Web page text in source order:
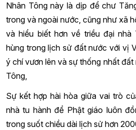
Nhân Tông này là dịp để chư
trong và ngoài nước, cũng như xã
và hiểu biết hơn về triều đại nhà
hùng trong lịch sử đất nước với vị
ý chí vươn lên và sự thống nhất
Tông,
Sự kết hợp hài hòa giữa vai trò
nhà tu hành để Phật giáo luôn
trong suốt chiều dài lịch sử hơn